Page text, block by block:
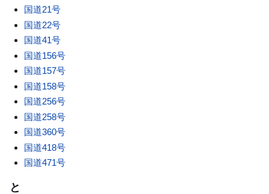
国道21号
国道22号
国道41号
国道156号
国道157号
国道158号
国道256号
国道258号
国道360号
国道418号
国道471号
と